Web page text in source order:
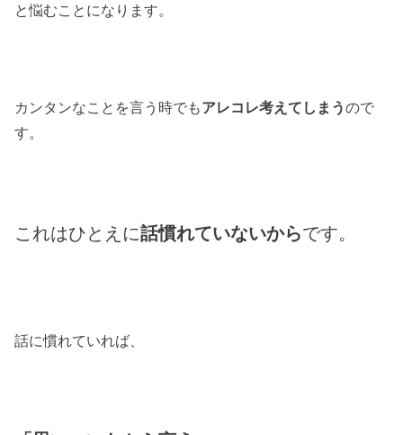
と悩むことになります。
カンタンなことを言う時でもアレコレ考えてしまうので
す。
これはひとえに話慣れていないからです。
話に慣れていれば、